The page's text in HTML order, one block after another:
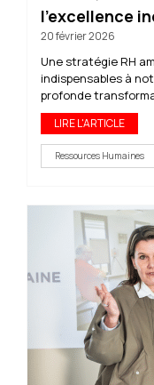
l’excellence
20 février 2026
Une stratégie RH
indispensables à
profonde
LIRE L'ARTICLE
Ressources Humaines